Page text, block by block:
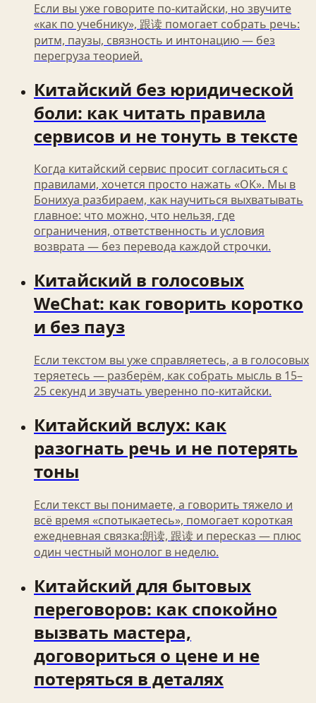
Если вы уже говорите по-китайски, но звучите
«как по учебнику», 跟读 помогает собрать речь:
ритм, паузы, связность и интонацию — без
перегруза теорией.
Китайский без юридической
боли: как читать правила
сервисов и не тонуть в тексте
Когда китайский сервис просит согласиться с
правилами, хочется просто нажать «ОК». Мы в
Бонихуа разбираем, как научиться выхватывать
главное: что можно, что нельзя, где
ограничения, ответственность и условия
возврата — без перевода каждой строчки.
Китайский в голосовых
WeChat: как говорить коротко
и без пауз
Если текстом вы уже справляетесь, а в голосовых
теряетесь — разберём, как собрать мысль в 15–
25 секунд и звучать уверенно по‑китайски.
Китайский вслух: как
разогнать речь и не потерять
тоны
Если текст вы понимаете, а говорить тяжело и
всё время «спотыкаетесь», помогает короткая
ежедневная связка:朗读, 跟读 и пересказ — плюс
один честный монолог в неделю.
Китайский для бытовых
переговоров: как спокойно
вызвать мастера,
договориться о цене и не
потеряться в деталях